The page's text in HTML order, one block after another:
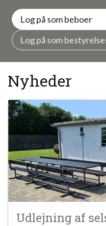
Log på som beboer
Log på som
Nyheder
Udlejning af